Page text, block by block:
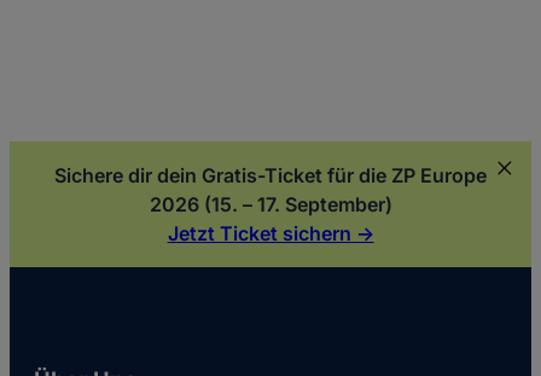
Sichere dir dein Gratis-Ticket für die ZP Europe
2026 (15. – 17. September)
Jetzt Ticket sichern ->